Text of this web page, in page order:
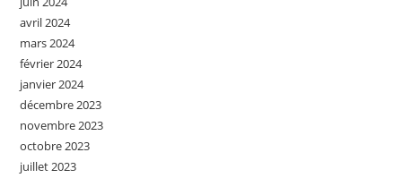
avril 2024
mars 2024
février 2024
janvier 2024
décembre 2023
novembre 2023
octobre 2023
juillet 2023